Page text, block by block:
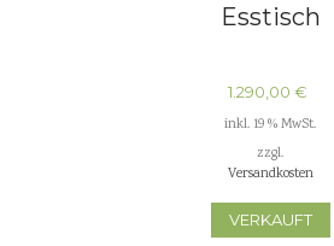
Esstisch
1.290,00 €
inkl. 19 % MwSt.
zzgl.
Versandkosten
VERKAUFT